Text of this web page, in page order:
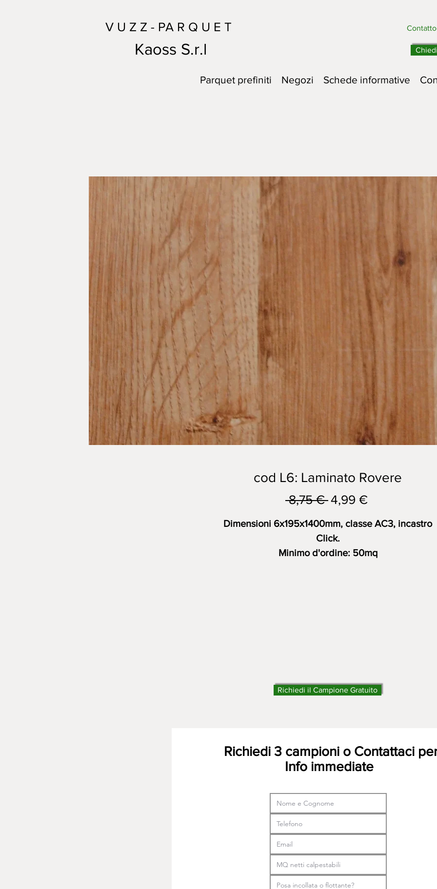
V U Z Z - PA R Q U E T
Parquet prefiniti Negozi Schede informative
Kaoss S.r.l
cod L6: Laminato Rovere
8,75 € Prezzo
4,99 €Prezzo
Dimensioni 6x195x1400mm, classe AC3, incastro
Click.
Minimo d'ordine: 50mq
Richiedi il Campione Gratuito
Richiedi 3 campioni o Contattaci
Info immediate